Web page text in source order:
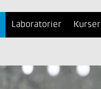
Laboratorier Kurser